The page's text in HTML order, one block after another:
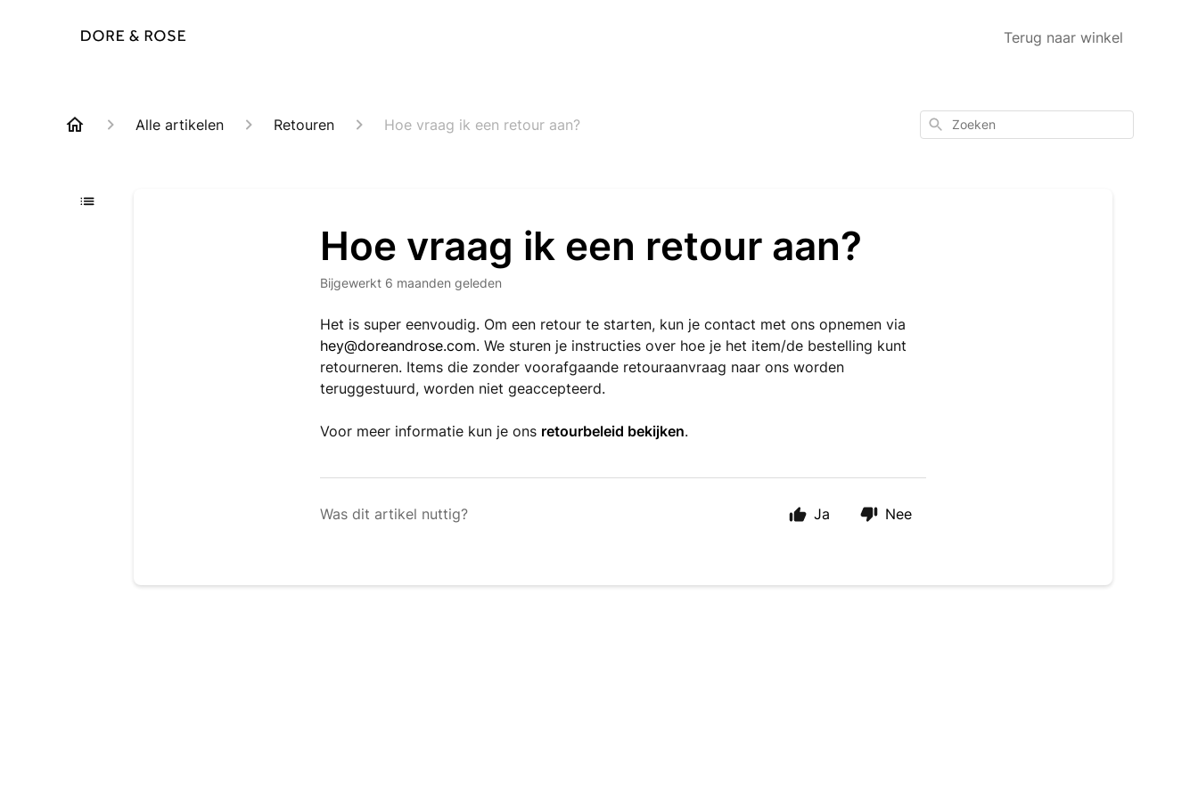
Terug naar winkel
Alle artikelen Retouren Hoe vraag ik een retour aan? Zoeken
Hoe vraag ik een retour aan?
Bijgewerkt 6 maanden geleden
Het is super eenvoudig. Om een retour te starten, kun je contact met ons opnemen via
hey@doreandrose.com. We sturen je instructies over hoe je het item/de bestelling kunt
retourneren. Items die zonder voorafgaande retouraanvraag naar ons worden
teruggestuurd, worden niet geaccepteerd.
Voor meer informatie kun je ons retourbeleid bekijken.
Was dit artikel nuttig? Ja Nee